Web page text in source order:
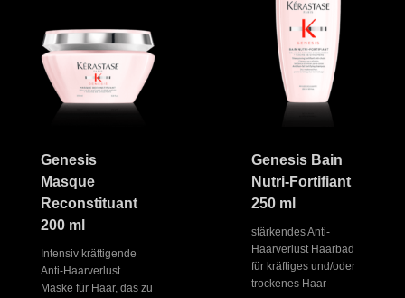
Genesis
Masque
Reconstituant
200 ml
Intensiv kräftigende
Anti-Haarverlust
Maske für Haar, das zu
Genesis Bain
Nutri-Fortifiant
250 ml
stärkendes Anti-
Haarverlust Haarbad
für kräftiges und/oder
trockenes Haar